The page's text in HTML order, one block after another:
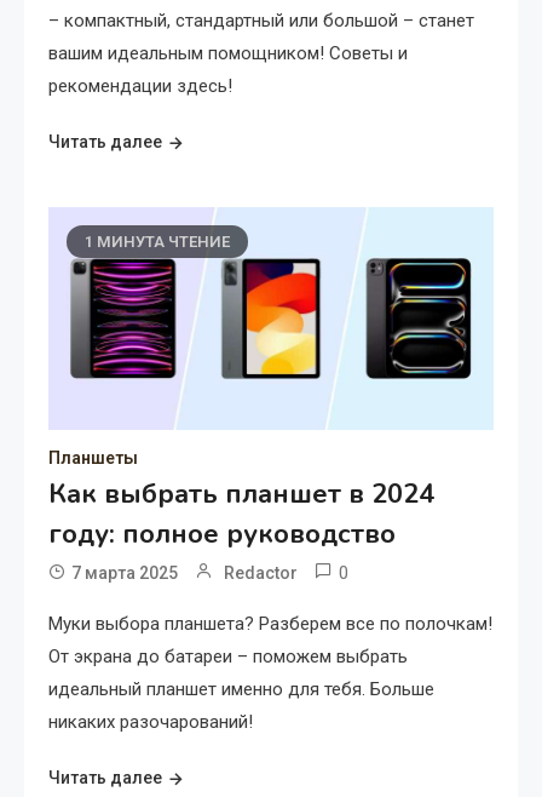
– компактный, стандартный или большой – станет
вашим идеальным помощником! Советы и
рекомендации здесь!
Читать далее
1 МИНУТА ЧТЕНИЕ
Планшеты
Как выбрать планшет в 2024
году: полное руководство
7 марта 2025 Redactor 0
Муки выбора планшета? Разберем все по полочкам!
От экрана до батареи – поможем выбрать
идеальный планшет именно для тебя. Больше
никаких разочарований!
Читать далее